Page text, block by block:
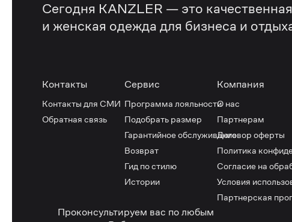
Сегодня KANZLER — это
и женская одежда для бизнеса и
Контакты
Контакты для СМИ
Обратная связь
Сервис
Программа лояльности
Подобрать размер
Гарантийное обслуживание
Возврат
Гид по стилю
Истории
Компания
О нас
Партнерам
Договор оферты
Политика
Согласие на
Условия
Партнерская
Проконсультируем вас по любым